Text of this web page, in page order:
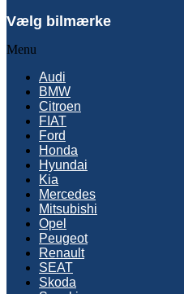
Vælg bilmærke
Menu
Audi
BMW
Citroen
FIAT
Ford
Honda
Hyundai
Kia
Mercedes
Mitsubishi
Opel
Peugeot
Renault
SEAT
Skoda